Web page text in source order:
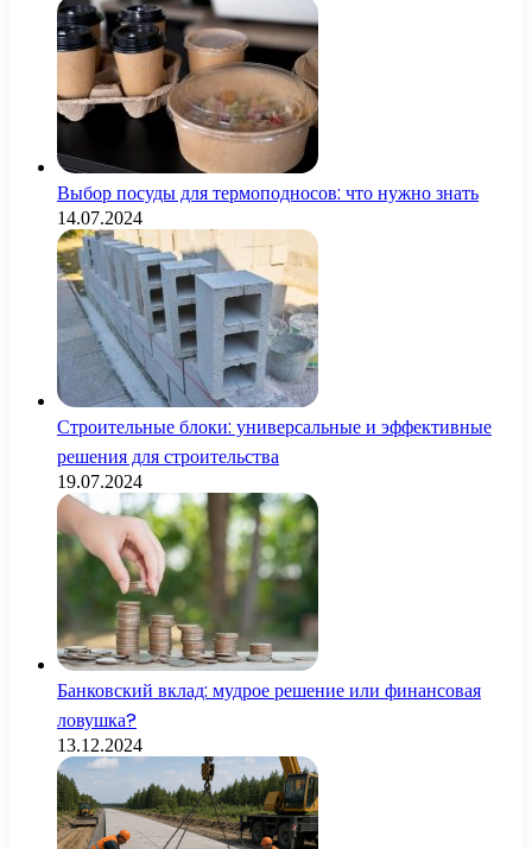
Выбор посуды для термоподносов: что нужно знать
14.07.2024
Строительные блоки: универсальные и эффективные
решения для строительства
19.07.2024
Банковский вклад: мудрое решение или финансовая
ловушка?
13.12.2024